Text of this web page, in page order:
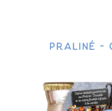
Praliné -